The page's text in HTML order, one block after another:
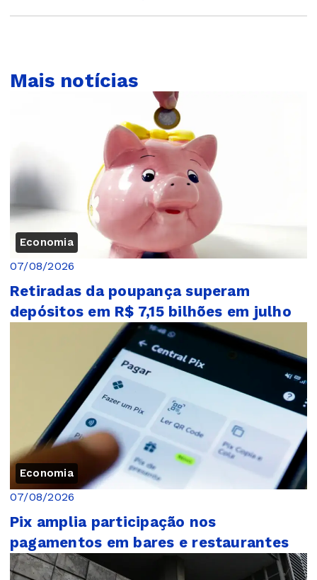
Mais notícias
Economia
07/08/2026
Retiradas da poupança superam
depósitos em R$ 7,15 bilhões em julho
Economia
07/08/2026
Pix amplia participação nos
pagamentos em bares e restaurantes